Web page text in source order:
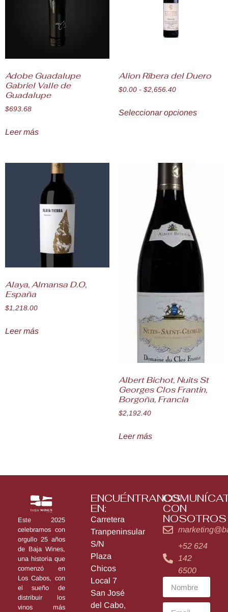
Adobe Guadalupe
Gabriel Valle de
Guadalupe
$693.68
Leer más
Alion Ribera del Duero
$0.00 - $2,656.40
Seleccionar opciones
Alaya, Almansa D.O,
España
$1,218.00
Leer más
Albert Bichot, Nuits St
Georges Clos Frantin,
Borgoña, Francia
$2,192.40
Leer más
Este 2025
celebramos con
orgullo 25 años
de Baja Wines,
una historia que
comenzó en
Los Cabos, con
el sueño de
distribuir los
vinos más
ENCUÉNTRANOS
EN:
Carretera
Tranpeninsular
S/N
Plaza
Chicos
Local 7
San José
del Cabo,
CON
NOSOTROS
+52 624
142
6500